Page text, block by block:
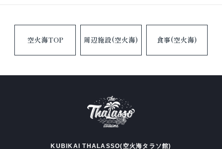
空火海TOP 周辺施設(空火海) 食事(空火海)
KUBIKAI THALASSO(空火海タラソ館)